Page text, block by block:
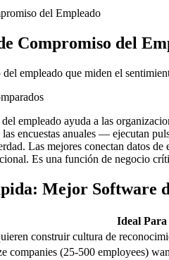
del Empleado
Compromiso del
empleado que miden el
empleado ayuda a las
encuestas anuales — ejecutan
Las mejores conectan datos
Es una función de negocio
Mejor Software
Ideal Para
construir cultura de
companies (25-500 employees)